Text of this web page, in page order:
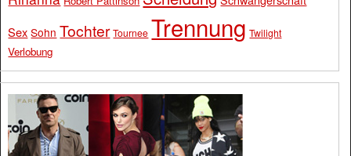
Sex Sohn Tochter Tournee Trennung Twilight
Verlobung